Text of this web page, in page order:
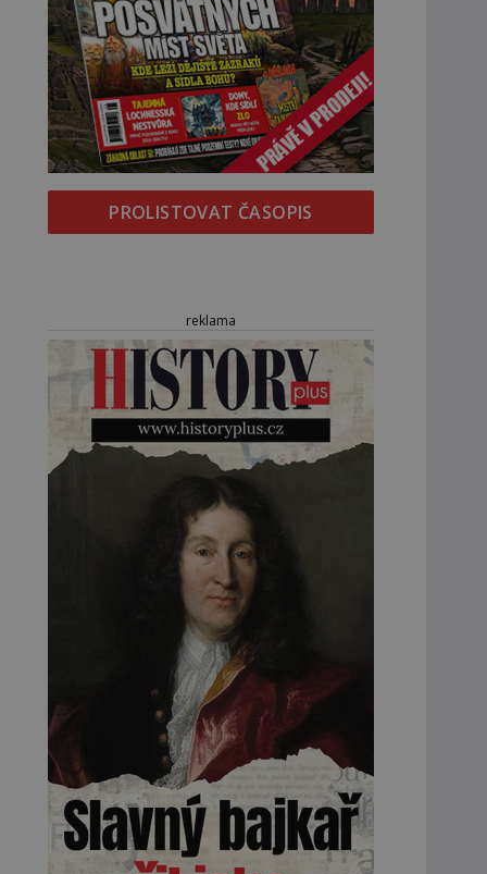
PROLISTOVAT ČASOPIS
reklama